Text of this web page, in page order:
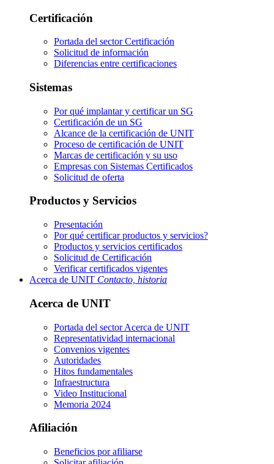
Certificación
Portada del sectorCertificación
Solicitud de información
Diferencias entre certificaciones
Sistemas
Por qué implantar y certificar un SG
Certificación de un SG
Alcance de la certificación de UNIT
Proceso de certificación de UNIT
Marcas de certificación y su uso
Empresas con Sistemas Certificados
Solicitud de oferta
Productos y Servicios
Presentación
Por qué certificar productos y servicios?
Productos y servicios certificados
Solicitud de Certificación
Verificar certificados vigentes
Acerca de UNIT Contacto, historia
Acerca de UNIT
Portada del sectorAcerca de UNIT
Representatividad internacional
Convenios vigentes
Autoridades
Hitos fundamentales
Infraestructura
Video Institucional
Memoria 2024
Afiliación
Beneficios por afiliarse